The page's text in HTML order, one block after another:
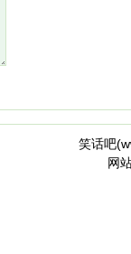
笑话吧(
网